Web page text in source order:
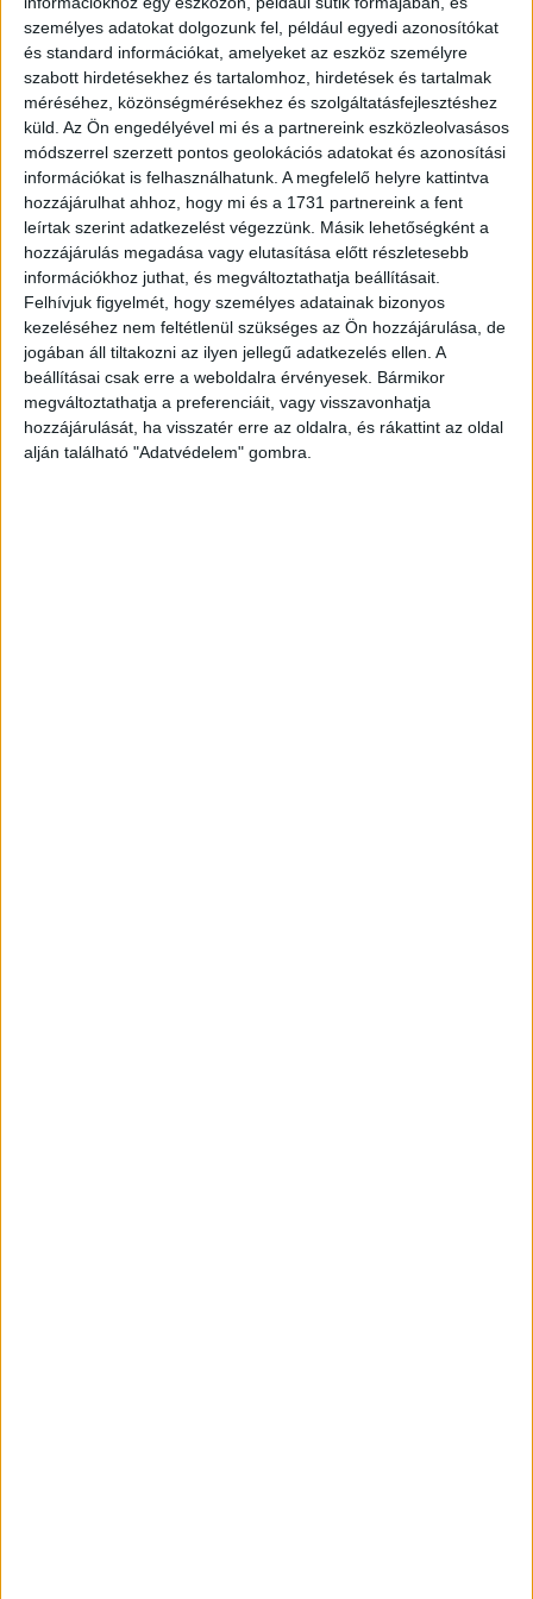
személyes adatokat dolgozunk fel, például egyedi azonosítókat
és standard információkat, amelyeket az eszköz személyre
szabott hirdetésekhez és tartalomhoz, hirdetések és tartalmak
méréséhez, közönségmérésekhez és szolgáltatásfejlesztéshez
küld. Az Ön engedélyével mi és a partnereink eszközleolvasásos
módszerrel szerzett pontos geolokációs adatokat és azonosítási
információkat is felhasználhatunk. A megfelelő helyre kattintva
hozzájárulhat ahhoz, hogy mi és a 1731 partnereink a fent
leírtak szerint adatkezelést végezzünk. Másik lehetőségként a
hozzájárulás megadása vagy elutasítása előtt részletesebb
információkhoz juthat, és megváltoztathatja beállításait.
Felhívjuk figyelmét, hogy személyes adatainak bizonyos
kezeléséhez nem feltétlenül szükséges az Ön hozzájárulása, de
jogában áll tiltakozni az ilyen jellegű adatkezelés ellen. A
beállításai csak erre a weboldalra érvényesek. Bármikor
megváltoztathatja a preferenciáit, vagy visszavonhatja
hozzájárulását, ha visszatér erre az oldalra, és rákattint az oldal
alján található "Adatvédelem" gombra.
egy éve, és olyan is, amelyben már hat-nyolc esztendeje
esik vissza ez a mutató. Egyes országokban ráadásul
nagyon magas ellátottsági szintről, míg másokban
közepes értékről indult a visszafejlődés. Az NMHH
elemzői szerint elsősorban mindenütt a mobilinternet-
használat gyors felfutása ágyazott meg a vezetékes
szolgáltatások visszaesésének – ha ugyanis valahol a
szolgáltatók nagyon jó minőségű és kedvező árú
mobilinternetet kínálnak, sok fogyasztó meggondolja,
egyáltalán szüksége van-e még vezetékes internet-
előfizetésre saját igényei kielégítéséhez.
OLVASTA MÁR?